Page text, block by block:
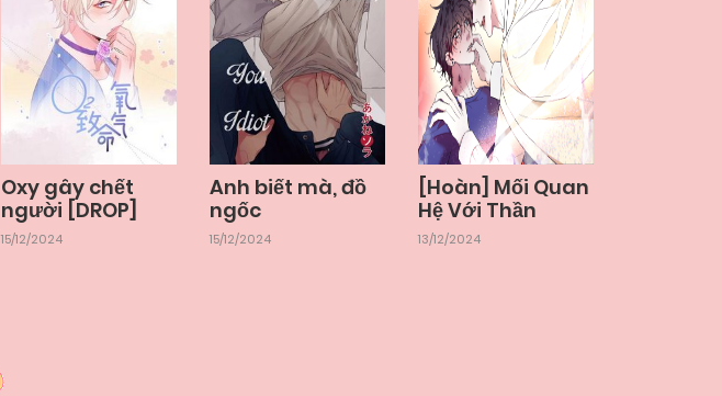
Oxy gây chết
người [DROP]
15/12/2024
Anh biết mà, đồ
ngốc
15/12/2024
[Hoàn] Mối Quan
Hệ Với Thần
13/12/2024